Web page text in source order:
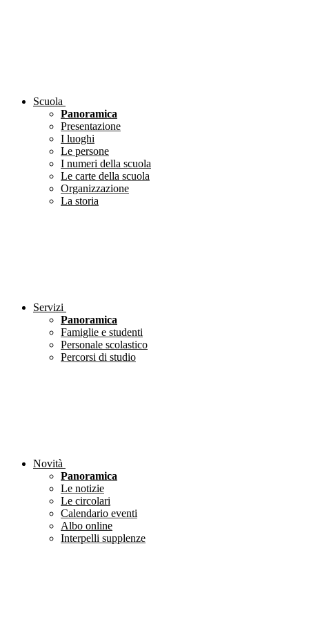
Scuola
Panoramica
Presentazione
I luoghi
Le persone
I numeri della scuola
Le carte della scuola
Organizzazione
La storia
Servizi
Panoramica
Famiglie e studenti
Personale scolastico
Percorsi di studio
Novità
Panoramica
Le notizie
Le circolari
Calendario eventi
Albo online
Interpelli supplenze